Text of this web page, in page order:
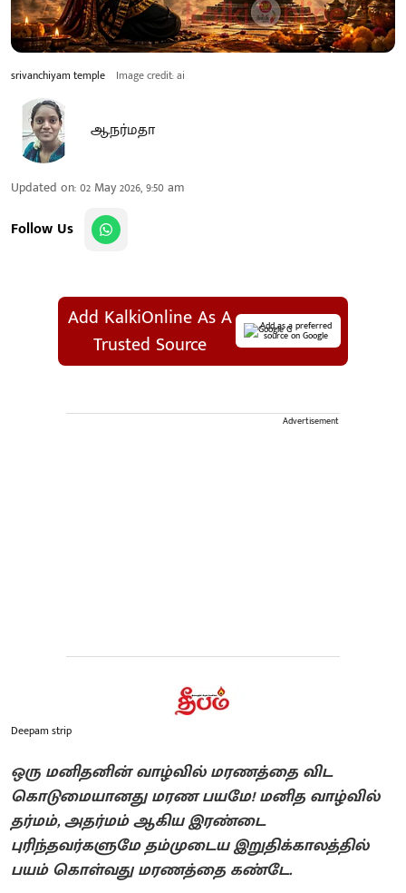
srivanchiyam temple Image credit: ai
ஆ.நர்மதா
Updated on:02 May 2026, 9:50 am
Follow Us
Add KalkiOnline As A
Trusted Source
Add as a preferred
source on Google
Advertisement
Deepam strip
ஒரு மனிதனின் வாழ்வில் மரணத்தை விட
கொடுமையானது மரண பயமே! மனித வாழ்வில்
தர்மம், அதர்மம் ஆகிய இரண்டை
புரிந்தவர்களுமே தம்முடைய இறுதிக்காலத்தில்
பயம் கொள்வது மரணத்தை கண்டே.